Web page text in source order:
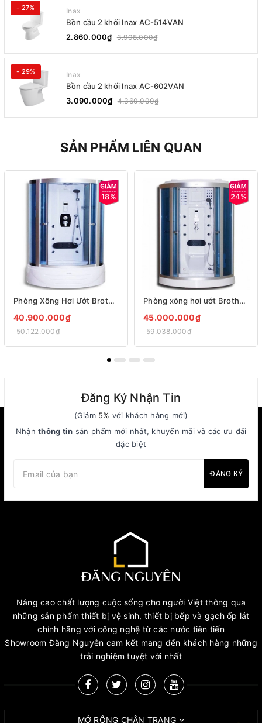
- 27% Inax
Bồn cầu 2 khối Inax AC-514VAN
2.860.000₫ 3.908.000₫
- 29% Inax
Bồn cầu 2 khối Inax AC-602VAN
3.090.000₫ 4.360.000₫
SẢN PHẨM LIÊN QUAN
18%
Phòng Xông Hơi Ướt Brother PDM 17
40.900.000₫
50.122.000₫
24%
Phòng xông hơi ướt Brother PDM-04
45.000.000₫
59.038.000₫
Đăng Ký Nhận Tin
(Giảm 5% với khách hàng mới)
Nhận thông tin sản phẩm mới nhất, khuyến mãi và các ưu đãi
đặc biệt
ĐĂNG KÝ
Nâng cao chất lượng cuộc sống cho người Việt thông qua
những sản phẩm thiết bị vệ sinh, thiết bị bếp và gạch ốp lát
chính hãng với công nghệ từ các nước tiên tiến
Showroom Đăng Nguyên cam kết mang đến khách hàng những
trải nghiệm tuyệt vời nhất
MỞ RỘNG CHÂN TRANG